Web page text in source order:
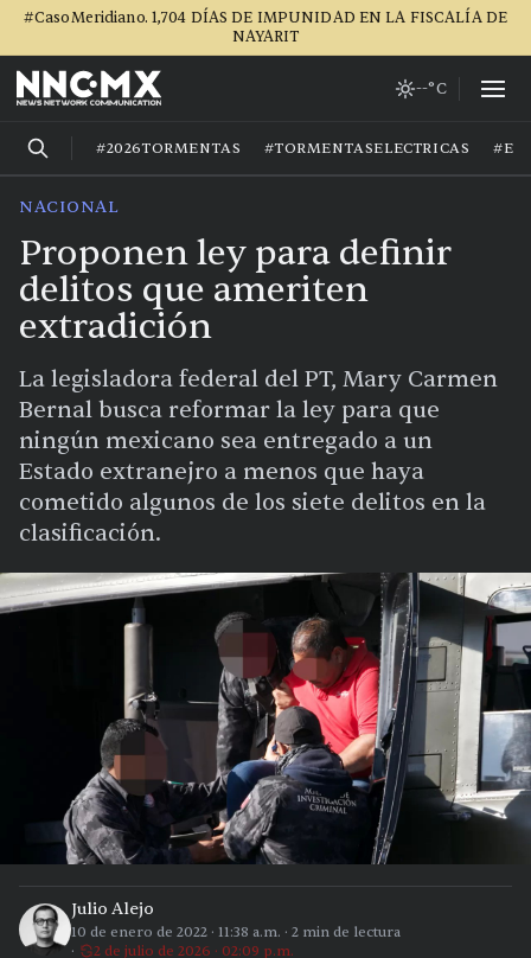
#CasoMeridiano. 1,704 DÍAS DE IMPUNIDAD EN LA FISCALÍA DE
NAYARIT
--°C
#2026TORMENTAS #TORMENTASELECTRICAS
NACIONAL
Proponen ley para definir
delitos que ameriten
extradición
La legisladora federal del PT, Mary Carmen
Bernal busca reformar la ley para que
ningún mexicano sea entregado a un
Estado extranejro a menos que haya
cometido algunos de los siete delitos en la
clasificación.
Julio Alejo
10 de enero de 2022 · 11:38 a.m. · 2 min de lectura
2 de julio de 2026 · 02:09 p.m.